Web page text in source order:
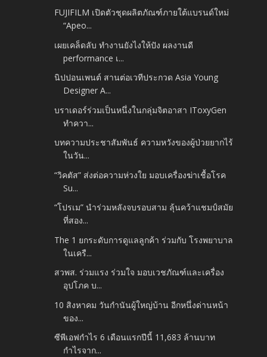
FUJIFILM เปิดตัวชุดผลิตภัณฑ์ภายใต้แบรนด์ใหม่
“Apeo...
เผยเคล็ดลับ ทำงานยังไงให้ปัง ผลงานดี
performance เ...
นิปปอนเพนต์ สานต่อเวทีประกวด Asia Young
Designer A...
บราเดอร์ร่วมเป็นหนึ่งในกลุ่มจิตอาสา IToxyGen
ทำควา...
บทความประชาสัมพันธ์ ความหวังของผู้ป่วยยากไร้
ในวัน...
“วิคตัส” ส่งต่อความห่วงใย มอบเครื่องฆ่าเชื้อโรค
Su...
“โปรเม” นำร่วมหลังจบรอบสาม ลุ้นคว้าแชมป์สมัย
ที่สอง...
The 1 ยกระดับการดูแลลูกค้า ร่วมกับ โรงพยาบาล
ในเครื...
สวพส. ร่วมแรง ร่วมใจ มอบเวชภัณฑ์และเครื่อง
อุปโภค บ...
10 สิงหาคม วันกำนันผู้ใหญ่บ้าน อีกหนึ่งด่านหน้า
ของ...
ซีพีเอฟกำไร 6 เดือนแรกปีนี้ 11,683 ล้านบาท
กำไรจาก...